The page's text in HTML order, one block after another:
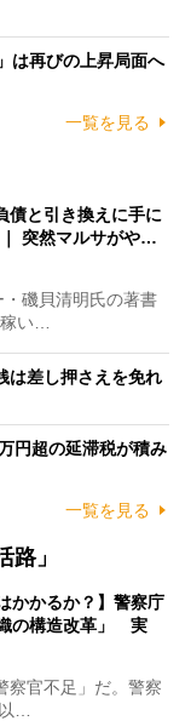
は再びの上昇局面へ
一覧を見る
債と引き換えに手に
突然マルサがや…
磯貝清明氏の著書
い…
は差し押さえを免れ
円超の延滞税が積み
一覧を見る
」
かかるか？】警察庁
の構造改革」 実
官不足」だ。警察
…